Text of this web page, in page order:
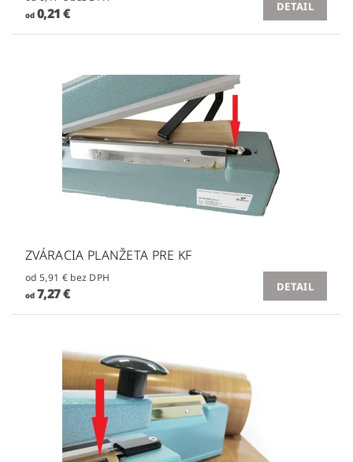
od0,21 € DETAIL
ZVÁRACIA PLANŽETA PRE KF
od 5,91 € bez DPH
od7,27 € DETAIL